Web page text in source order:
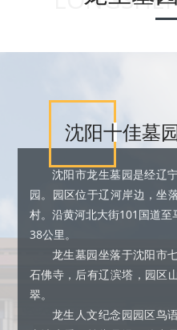
沈阳十佳墓
沈阳市龙生墓园是经辽
园。园区位于辽河岸边，坐
村。沿黄河北大街101国道
38公里。
龙生墓园坐落于沈阳市
石佛寺，后有辽滨塔，园区
翠。
龙生人文纪念园园区鸟